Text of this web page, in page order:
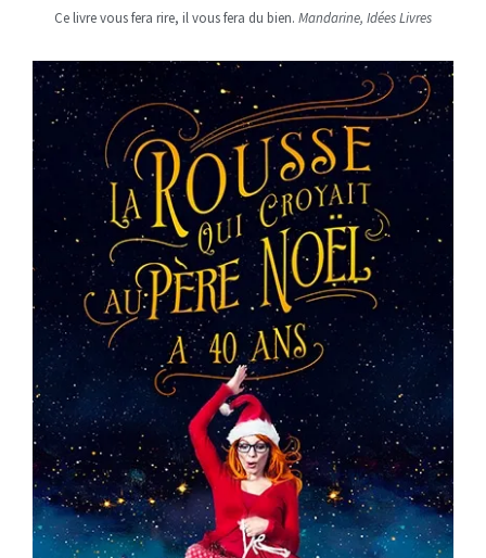
Ce livre vous fera rire, il vous fera du bien. Mandarine, Idées Livres